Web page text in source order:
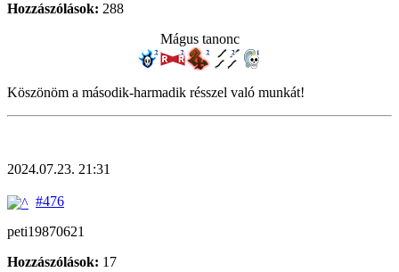
Hozzászólások: 288
Mágus tanonc
Köszönöm a második-harmadik résszel való munkát!
2024.07.23. 21:31
#476
peti19870621
Hozzászólások: 17